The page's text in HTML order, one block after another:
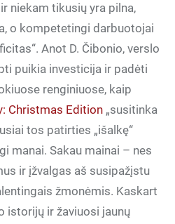
niekam tikusių yra pilna,
o kompetetingi darbuotojai
Anot D. Čibonio, verslo
puikia investicija ir padėti
renginiuose, kaip
Christmas Edition „susitinka
tos patirties „išalkę“
manai. Sakau mainai – nes
ir įžvalgas aš susipažįstu
žmonėmis. Kaskart
istorijų ir žaviuosi jaunų